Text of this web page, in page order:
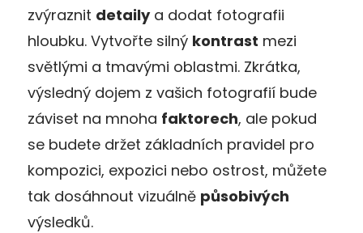
zvýraznit detailya dodat fotografii
hloubku. Vytvořte silný kontrast mezi
světlými a tmavými oblastmi. Zkrátka,
výsledný dojem z vašich fotografií bude
záviset na mnoha faktorech, ale pokud
se budete držet základních pravidel pro
kompozici, expozici nebo ostrost, můžete
tak dosáhnout vizuálně působivých
výsledků.